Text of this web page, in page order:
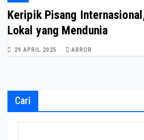
Keripik Pisang
Lokal yang Mendunia
29 APRIL 2025 ABROR
Cari